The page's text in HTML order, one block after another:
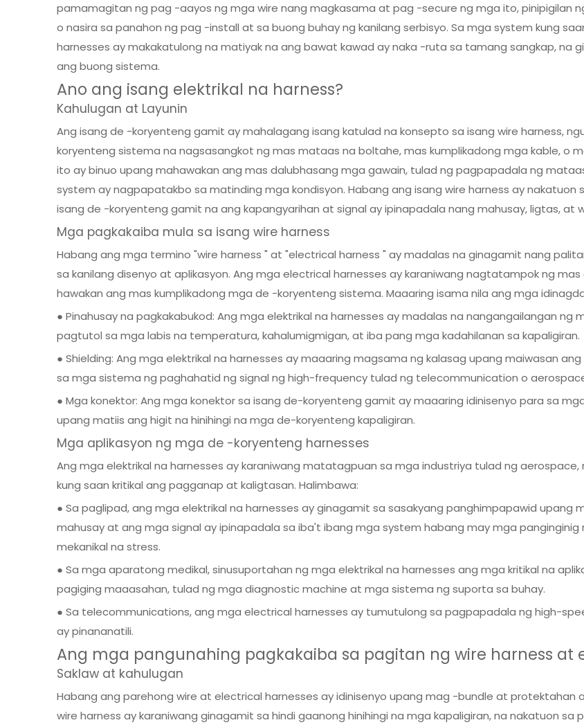
pamamagitan ng pag -aayos ng mga wire nang magkasama at pag -secure ng mga ito, pinipigilan
o nasira sa panahon ng pag -install at sa buong buhay ng kanilang serbisyo. Sa mga system kung
harnesses ay makakatulong na matiyak na ang bawat kawad ay naka -ruta sa tamang sangkap, na
ang buong sistema.
Ano ang isang elektrikal na harness?
Kahulugan at Layunin
Ang isang de -koryenteng gamit ay mahalagang isang katulad na konsepto sa isang wire harness,
koryenteng sistema na nagsasangkot ng mas mataas na boltahe, mas kumplikadong mga kable, o
ito ay binuo upang mahawakan ang mas dalubhasang mga gawain, tulad ng pagpapadala ng
system ay nagpapatakbo sa matinding mga kondisyon. Habang ang isang wire harness ay
isang de -koryenteng gamit na ang kapangyarihan at signal ay ipinapadala nang mahusay, ligtas, at
Mga pagkakaiba mula sa isang wire harness
Habang ang mga termino "wire harness " at "electrical harness " ay madalas na ginagamit nang
sa kanilang disenyo at aplikasyon. Ang mga electrical harnesses ay karaniwang nagtatampok ng
hawakan ang mas kumplikadong mga de -koryenteng sistema. Maaaring isama nila ang mga
● Pinahusay na pagkakabukod: Ang mga elektrikal na harnesses ay madalas na nangangailangan
pagtutol sa mga labis na temperatura, kahalumigmigan, at iba pang mga kadahilanan sa kapaligiran.
● Shielding: Ang mga elektrikal na harnesses ay maaaring magsama ng kalasag upang maiwasan
sa mga sistema ng paghahatid ng signal ng high-frequency tulad ng telecommunication o
● Mga konektor: Ang mga konektor sa isang de-koryenteng gamit ay maaaring idinisenyo para sa
upang matiis ang higit na hinihingi na mga de-koryenteng kapaligiran.
Mga aplikasyon ng mga de -koryenteng harnesses
Ang mga elektrikal na harnesses ay karaniwang matatagpuan sa mga industriya tulad ng
kung saan kritikal ang pagganap at kaligtasan. Halimbawa:
● Sa paglipad, ang mga elektrikal na harnesses ay ginagamit sa sasakyang panghimpapawid upang
mahusay at ang mga signal ay ipinapadala sa iba't ibang mga system habang may mga
mekanikal na stress.
● Sa mga aparatong medikal, sinusuportahan ng mga elektrikal na harnesses ang mga kritikal na
pagiging maaasahan, tulad ng mga diagnostic machine at mga sistema ng suporta sa buhay.
● Sa telecommunications, ang mga electrical harnesses ay tumutulong sa pagpapadala ng high-
ay pinananatili.
Ang mga pangunahing pagkakaiba sa pagitan ng wire harness at
Saklaw at kahulugan
Habang ang parehong wire at electrical harnesses ay idinisenyo upang mag -bundle at protektahan
wire harness ay karaniwang ginagamit sa hindi gaanong hinihingi na mga kapaligiran, na nakatuon